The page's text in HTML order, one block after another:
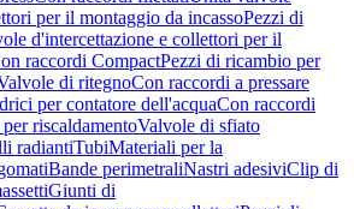
per il montaggio da incassoPezzi di
d'intercettazione e collettori per il
raccordi CompactPezzi di ricambio per
di ritegnoCon raccordi a pressare
per contatore dell'acquaCon raccordi
riscaldamentoValvole di sfiato
radiantiTubiMateriali per la
Bande perimetraliNastri adesiviClip di
Giunti di